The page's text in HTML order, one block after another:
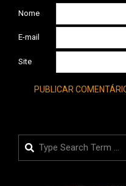
Nome
E-mail
Site
Search